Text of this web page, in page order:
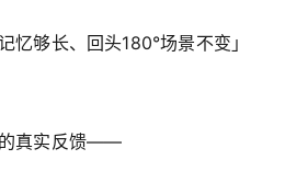
忆够长、回头180°场景不变」
的真实反馈——